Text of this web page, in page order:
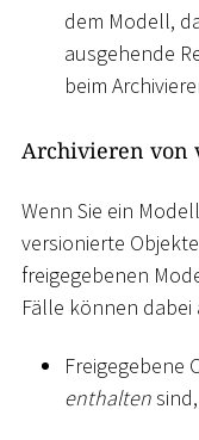
dem Modell,
ausgehende
beim
Archivieren von
Wenn Sie ein
versionierte
freigegebenen
Fälle können
Freigegebene
enthalten